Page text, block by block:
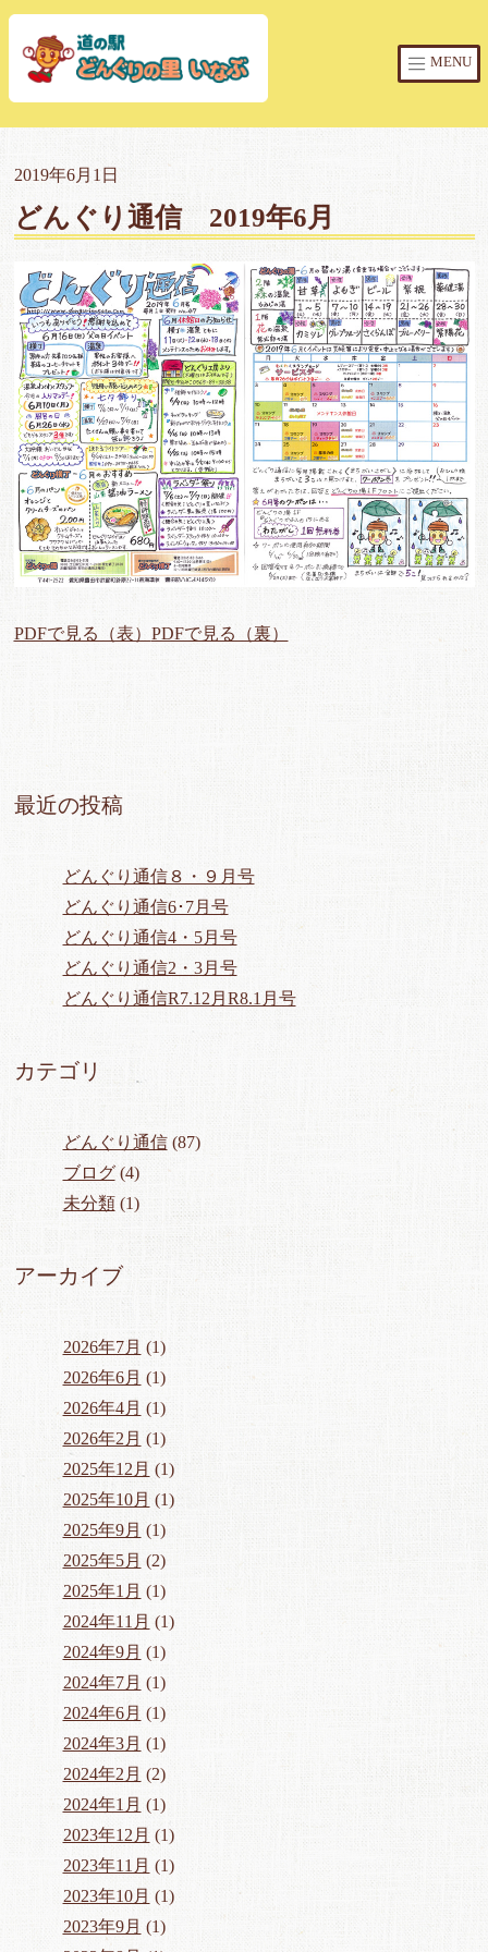
MENU
2019年6月1日
どんぐり通信 2019年6月
PDFで見る（表） PDFで見る（裏）
最近の投稿
どんぐり通信８・９月号
どんぐり通信6･7月号
どんぐり通信4・5月号
どんぐり通信2・3月号
どんぐり通信R7.12月R8.1月号
カテゴリ
どんぐり通信(87)
ブログ(4)
未分類(1)
アーカイブ
2026年7月 (1)
2026年6月 (1)
2026年4月 (1)
2026年2月 (1)
2025年12月 (1)
2025年10月 (1)
2025年9月 (1)
2025年5月 (2)
2025年1月 (1)
2024年11月 (1)
2024年9月 (1)
2024年7月 (1)
2024年6月 (1)
2024年3月 (1)
2024年2月 (2)
2024年1月 (1)
2023年12月 (1)
2023年11月 (1)
2023年10月 (1)
2023年9月 (1)